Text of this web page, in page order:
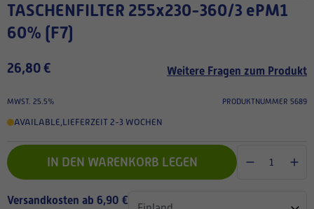
TASCHENFILTER 255x230-360/3 ePM1
60% (F7)
26,80 € Weitere Fragen zum Produkt
MWST. 25.5% PRODUKTNUMMER 5689
AVAILABLE,LIEFERZEIT 2-3 WOCHEN
IN DEN WARENKORB LEGEN
Versandkosten ab 6,90 €